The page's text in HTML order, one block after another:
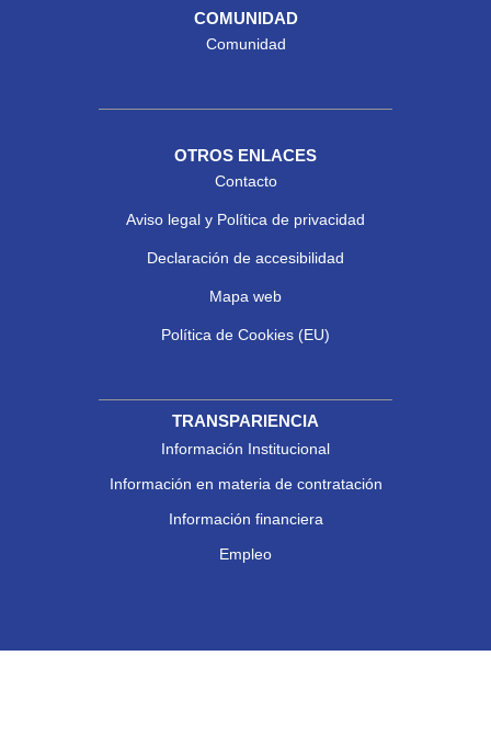
COMUNIDAD
Comunidad
OTROS ENLACES
Contacto
Aviso legal y Política de privacidad
Declaración de accesibilidad
Mapa web
Política de Cookies (EU)
TRANSPARIENCIA
Información Institucional
Información en materia de contratación
Información financiera
Empleo